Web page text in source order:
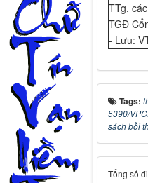
TTg,
TGĐ
- Lưu:
Tags:
5390/
sách bồi
Tổng số